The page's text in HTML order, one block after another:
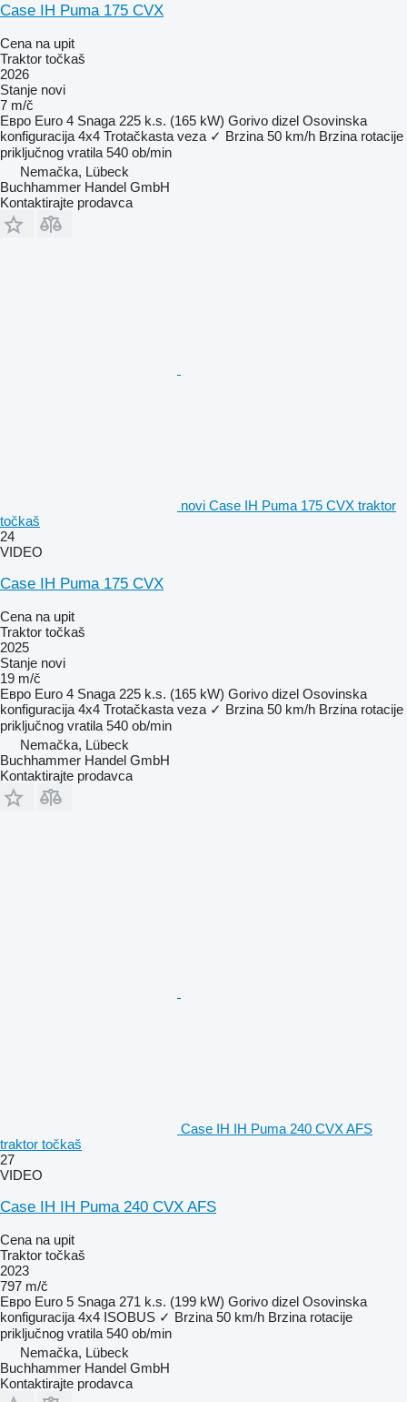
Case IH Puma 175 CVX
Cena na upit
Traktor točkaš
2026
Stanje novi
7 m/č
Евро Euro 4 Snaga 225 k.s. (165 kW) Gorivo dizel Osovinska
konfiguracija 4x4 Trotačkasta veza ✓ Brzina 50 km/h Brzina rotacije
priključnog vratila 540 ob/min
Nemačka, Lübeck
Buchhammer Handel GmbH
Kontaktirajte prodavca
novi Case IH Puma 175 CVX traktor
točkaš
24
VIDEO
Case IH Puma 175 CVX
Cena na upit
Traktor točkaš
2025
Stanje novi
19 m/č
Евро Euro 4 Snaga 225 k.s. (165 kW) Gorivo dizel Osovinska
konfiguracija 4x4 Trotačkasta veza ✓ Brzina 50 km/h Brzina rotacije
priključnog vratila 540 ob/min
Nemačka, Lübeck
Buchhammer Handel GmbH
Kontaktirajte prodavca
Case IH IH Puma 240 CVX AFS
traktor točkaš
27
VIDEO
Case IH IH Puma 240 CVX AFS
Cena na upit
Traktor točkaš
2023
797 m/č
Евро Euro 5 Snaga 271 k.s. (199 kW) Gorivo dizel Osovinska
konfiguracija 4x4 ISOBUS ✓ Brzina 50 km/h Brzina rotacije
priključnog vratila 540 ob/min
Nemačka, Lübeck
Buchhammer Handel GmbH
Kontaktirajte prodavca